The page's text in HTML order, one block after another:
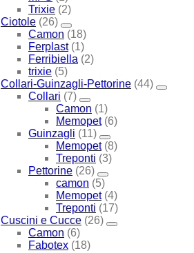
Trixie (2)
Ciotole (26)
Camon (18)
Ferplast (1)
Ferribiella (2)
trixie (5)
Collari-Guinzagli-Pettorine (44)
Collari (7)
Camon (1)
Memopet (6)
Guinzagli (11)
Memopet (8)
Treponti (3)
Pettorine (26)
camon (5)
Memopet (4)
Treponti (17)
Cuscini e Cucce (26)
Camon (6)
Fabotex (18)